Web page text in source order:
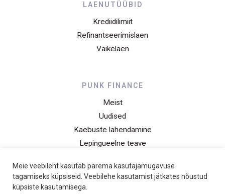
LAENUTÜÜBID
Krediidilimiit
Refinantseerimislaen
Väikelaen
PUNK FINANCE
Meist
Uudised
Kaebuste lahendamine
Lepingueelne teave
Hinnakiri
Meie veebileht kasutab parema kasutajamugavuse
tagamiseks küpsiseid. Veebilehe kasutamist jätkates nõustud
küpsiste kasutamisega.